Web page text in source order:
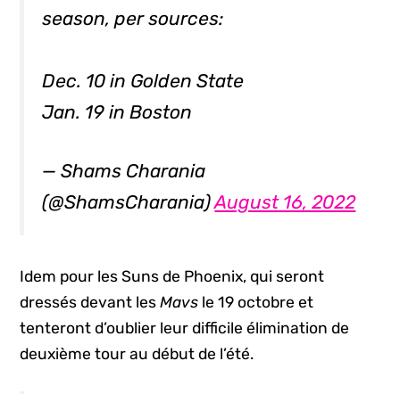
season, per sources:
Dec. 10 in Golden State
Jan. 19 in Boston
— Shams Charania
(@ShamsCharania)August 16, 2022
Idem pour les Suns de Phoenix, qui seront
dressés devant lesMavs le 19 octobre et
tenteront d’oublier leur difficile élimination de
deuxième tour au début de l’été.